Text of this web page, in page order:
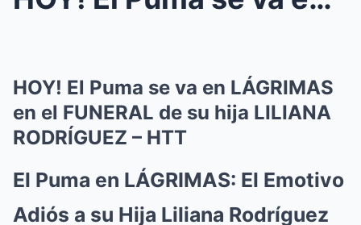
HOY! El Puma se va en LÁGRIMAS
en el FUNERAL de su hija LILIANA
RODRÍGUEZ – HTT
El Puma en LÁGRIMAS: El Emotivo
Adiós a su Hija Liliana Rodríguez